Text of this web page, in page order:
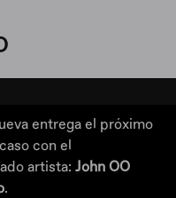
entrega el próximo
con el
artista: John OO
.